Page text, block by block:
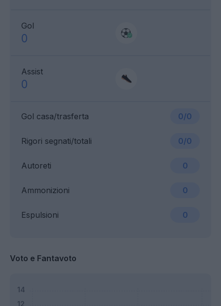
Gol
0
Assist
0
Gol casa/trasferta 0/0
Ammonizioni 0
Rigori segnati/totali 0/0
Espulsioni 0
Autoreti 0
Voto e Fantavoto